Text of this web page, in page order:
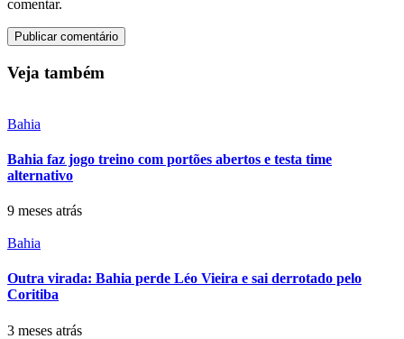
comentar.
Veja também
Bahia
Bahia faz jogo treino com portões abertos e testa time
alternativo
9 meses atrás
Bahia
Outra virada: Bahia perde Léo Vieira e sai derrotado pelo
Coritiba
3 meses atrás